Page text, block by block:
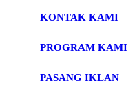
KONTAK KAMI
PROGRAM KAMI
PASANG IKLAN